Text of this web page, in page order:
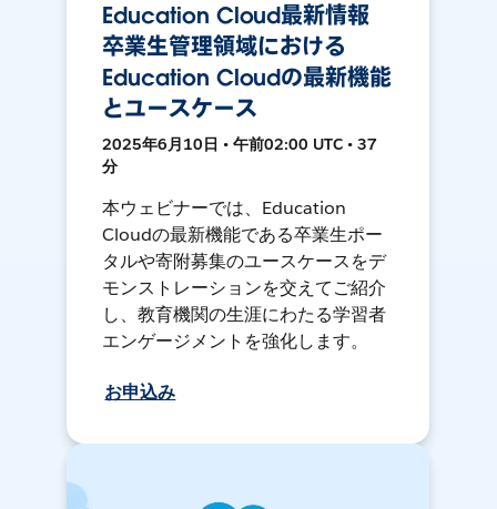
Education Cloud最新情報
卒業生管理領域における
Education Cloudの最新機能
とユースケース
2025年6月10日 • 午前02:00 UTC • 37
分
本ウェビナーでは、Education
Cloudの最新機能である卒業生ポー
タルや寄附募集のユースケースをデ
モンストレーションを交えてご紹介
し、教育機関の生涯にわたる学習者
エンゲージメントを強化します。
お申込み